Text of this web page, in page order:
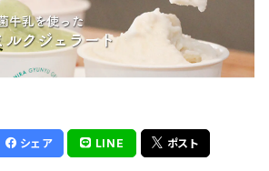
シェア LINE ポスト